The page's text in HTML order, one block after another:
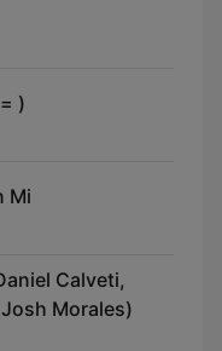
)
Mi
Calveti,
Morales)